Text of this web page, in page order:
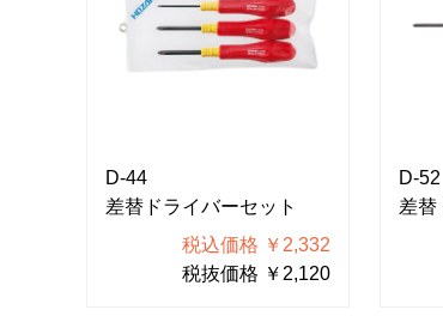
D-44
差替ドライバーセット
税込価格 ￥2,332
税抜価格 ￥2,120
D-52
差替